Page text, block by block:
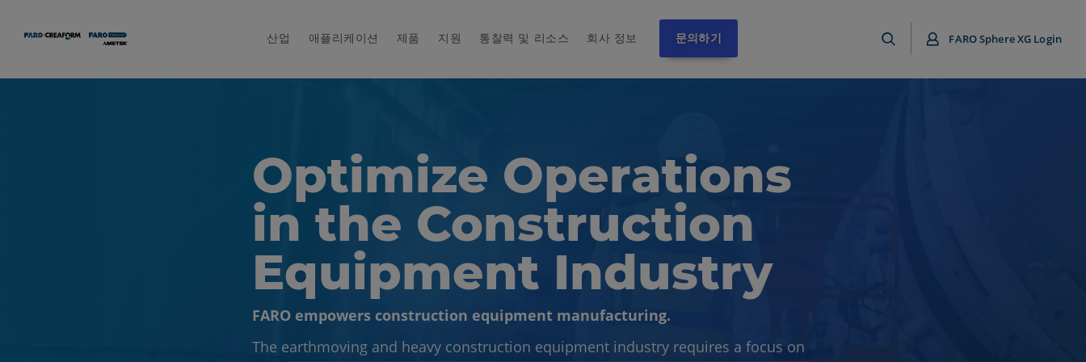
산업 애플리케이션 제품 지원 통찰력 및 리소스 회사 정보 문의하기 FARO Sphere XG Login
Optimize Operations
in the Construction
Equipment Industry
FARO empowers construction equipment manufacturing.
The earthmoving and heavy construction equipment industry requires a focus on